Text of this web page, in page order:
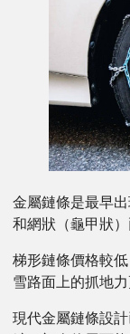
金屬鏈條是最早
和網狀（龜甲狀）
梯形鏈條價格較
雪路面上的抓地力
現代金屬鏈條設